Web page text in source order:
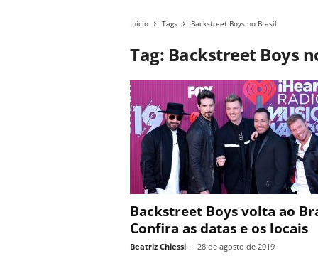
Início Tags Backstreet Boys no Brasil
Tag: Backstreet Boys
Backstreet Boys volta ao
Confira as datas e os locais
Beatriz Chiessi - 28 de agosto de 2019